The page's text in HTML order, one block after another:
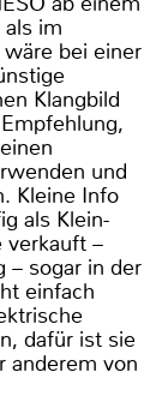
im
bei einer
Klangbild
und
Kleine Info
als Klein-
verkauft –
– sogar in der
einfach
dafür ist sie
anderem von